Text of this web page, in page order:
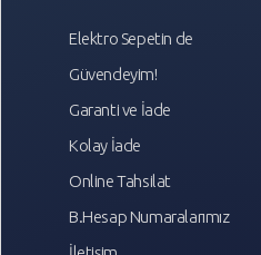
Elektro Sepetin de
Güvendeyim!
Garanti ve İade
Kolay İade
Online Tahsilat
B.Hesap Numaralarımız